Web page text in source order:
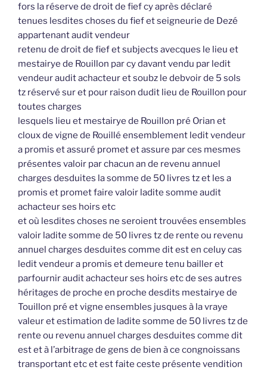
fors la réserve de droit de fief cy après déclaré
tenues lesdites choses du fief et seigneurie de Dezé
appartenant audit vendeur
retenu de droit de fief et subjects avecques le lieu et
mestairye de Rouillon par cy davant vendu par ledit
vendeur audit achacteur et soubz le debvoir de 5 sols
tz réservé sur et pour raison dudit lieu de Rouillon pour
toutes charges
lesquels lieu et mestairye de Rouillon pré Orian et
cloux de vigne de Rouillé ensemblement ledit vendeur
a promis et assuré promet et assure par ces mesmes
présentes valoir par chacun an de revenu annuel
charges desduites la somme de 50 livres tz et les a
promis et promet faire valoir ladite somme audit
achacteur ses hoirs etc
et où lesdites choses ne seroient trouvées ensembles
valoir ladite somme de 50 livres tz de rente ou revenu
annuel charges desduites comme dit est en celuy cas
ledit vendeur a promis et demeure tenu bailler et
parfournir audit achacteur ses hoirs etc de ses autres
héritages de proche en proche desdits mestairye de
Touillon pré et vigne ensembles jusques à la vraye
valeur et estimation de ladite somme de 50 livres tz de
rente ou revenu annuel charges desduites comme dit
est et à l’arbitrage de gens de bien à ce congnoissans
transportant etc et est faite ceste présente vendition